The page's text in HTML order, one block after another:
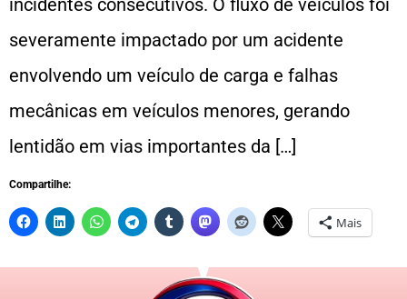
incidentes consecutivos. O fluxo de veículos foi
severamente impactado por um acidente
envolvendo um veículo de carga e falhas
mecânicas em veículos menores, gerando
lentidão em vias importantes da […]
Compartilhe:
Mais